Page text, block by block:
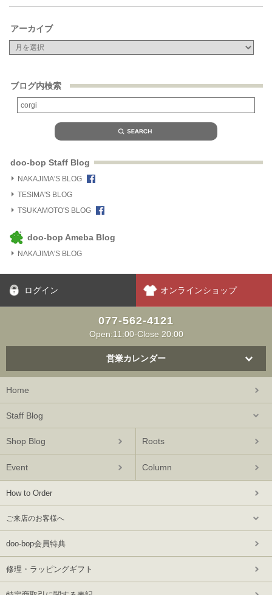
アーカイブ
ブログ内検索
doo-bop Staff Blog
NAKAJIMA'S BLOG
TESIMA'S BLOG
TSUKAMOTO'S BLOG
doo-bop Ameba Blog
NAKAJIMA'S BLOG
ログイン オンラインショップ
077-562-4121
Open:11:00-Close 20:00
営業カレンダー
Home
Staff Blog
Shop Blog Roots
Event Column
How to Order
ご来店のお客様へ
doo-bop会員特典
修理・ラッピングギフト